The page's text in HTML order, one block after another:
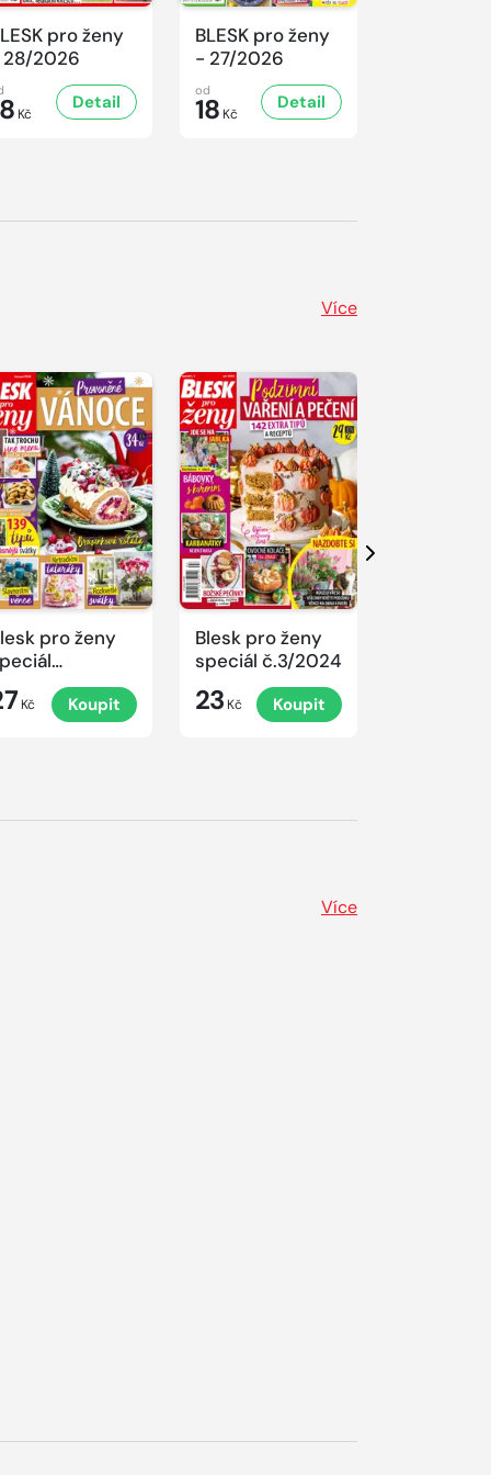
pro ženy
2026
Kč
Detail
BLESK pro ženy
- 27/2026
od
18 Kč
Detail
Více
pro ženy
č.4/2024
Kč Koupit
Blesk pro ženy
speciál č.3/2024
23 Kč Koupit
Další
Více